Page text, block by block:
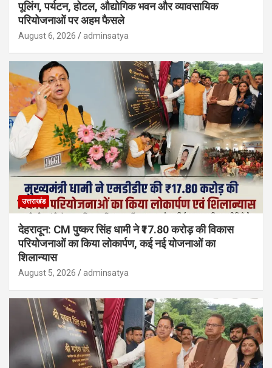
पूलिंग, पर्यटन, होटल, औद्योगिक भवन और व्यावसायिक
परियोजनाओं पर अहम फैसले
August 6, 2026 adminsatya
उत्तराखंड
देहरादून: CM पुष्कर सिंह धामी ने ₹17.80 करोड़ की विकास
परियोजनाओं का किया लोकार्पण, कई नई योजनाओं का
शिलान्यास
August 5, 2026 adminsatya